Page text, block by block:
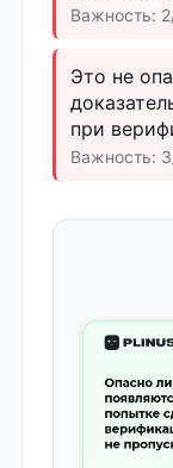
Важность:
Это не
при
Важность: